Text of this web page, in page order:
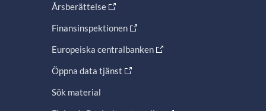
Årsberättelse
Finansinspektionen
Europeiska centralbanken
Öppna data tjänst
Sök material